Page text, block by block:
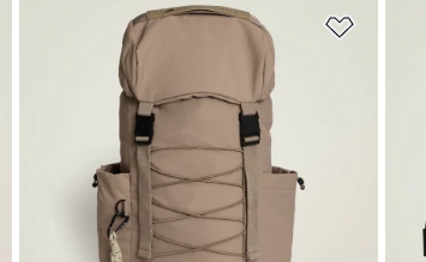
ほしいものリストに追加